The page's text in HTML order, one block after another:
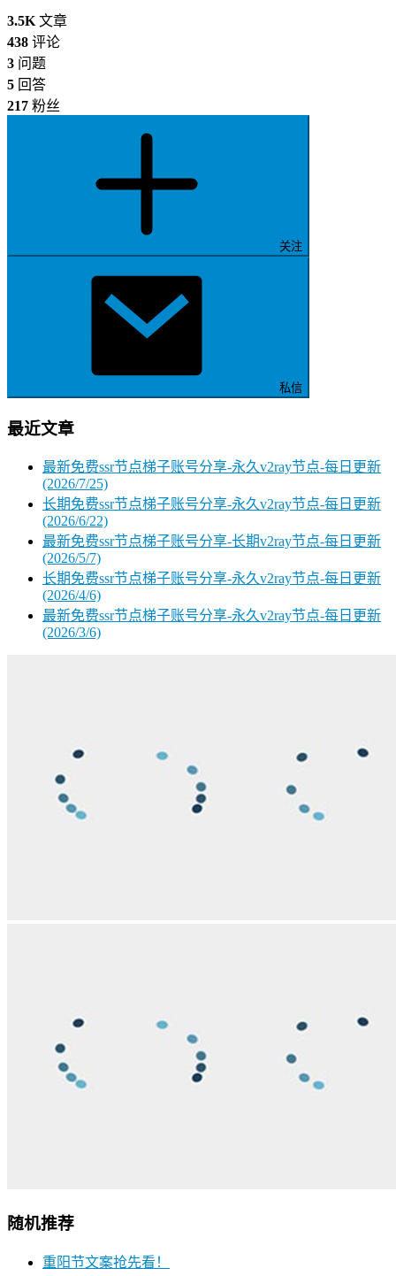
3.5K 文章
438 评论
3 问题
5 回答
217 粉丝
关注
私信
最近文章
最新免费ssr节点梯子账号分享-永久v2ray节点-每日更新
(2026/7/25)
长期免费ssr节点梯子账号分享-永久v2ray节点-每日更新
(2026/6/22)
最新免费ssr节点梯子账号分享-长期v2ray节点-每日更新
(2026/5/7)
长期免费ssr节点梯子账号分享-永久v2ray节点-每日更新
(2026/4/6)
最新免费ssr节点梯子账号分享-永久v2ray节点-每日更新
(2026/3/6)
随机推荐
重阳节文案抢先看！